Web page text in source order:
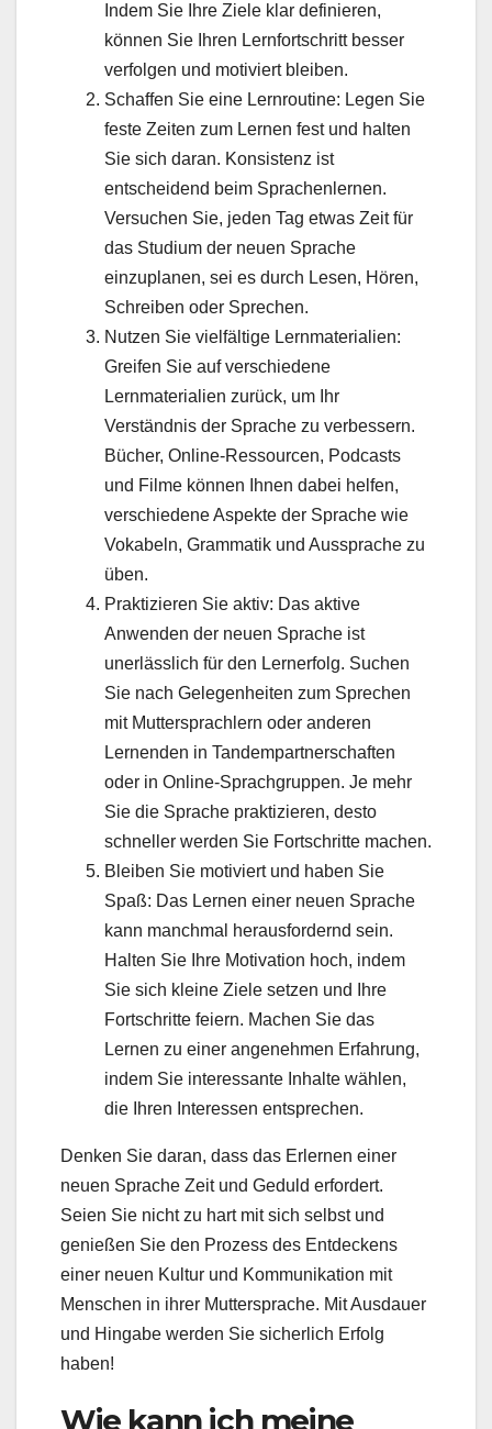
Indem Sie Ihre Ziele klar definieren,
können Sie Ihren Lernfortschritt besser
verfolgen und motiviert bleiben.
Schaffen Sie eine Lernroutine: Legen Sie
feste Zeiten zum Lernen fest und halten
Sie sich daran. Konsistenz ist
entscheidend beim Sprachenlernen.
Versuchen Sie, jeden Tag etwas Zeit für
das Studium der neuen Sprache
einzuplanen, sei es durch Lesen, Hören,
Schreiben oder Sprechen.
Nutzen Sie vielfältige Lernmaterialien:
Greifen Sie auf verschiedene
Lernmaterialien zurück, um Ihr
Verständnis der Sprache zu verbessern.
Bücher, Online-Ressourcen, Podcasts
und Filme können Ihnen dabei helfen,
verschiedene Aspekte der Sprache wie
Vokabeln, Grammatik und Aussprache zu
üben.
Praktizieren Sie aktiv: Das aktive
Anwenden der neuen Sprache ist
unerlässlich für den Lernerfolg. Suchen
Sie nach Gelegenheiten zum Sprechen
mit Muttersprachlern oder anderen
Lernenden in Tandempartnerschaften
oder in Online-Sprachgruppen. Je mehr
Sie die Sprache praktizieren, desto
schneller werden Sie Fortschritte machen.
Bleiben Sie motiviert und haben Sie
Spaß: Das Lernen einer neuen Sprache
kann manchmal herausfordernd sein.
Halten Sie Ihre Motivation hoch, indem
Sie sich kleine Ziele setzen und Ihre
Fortschritte feiern. Machen Sie das
Lernen zu einer angenehmen Erfahrung,
indem Sie interessante Inhalte wählen,
die Ihren Interessen entsprechen.
Denken Sie daran, dass das Erlernen einer
neuen Sprache Zeit und Geduld erfordert.
Seien Sie nicht zu hart mit sich selbst und
genießen Sie den Prozess des Entdeckens
einer neuen Kultur und Kommunikation mit
Menschen in ihrer Muttersprache. Mit Ausdauer
und Hingabe werden Sie sicherlich Erfolg
haben!
Wie kann ich meine